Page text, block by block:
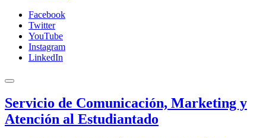
Facebook
Twitter
YouTube
Instagram
LinkedIn
Servicio de Comunicación, Marketing y
Atención al Estudiantado